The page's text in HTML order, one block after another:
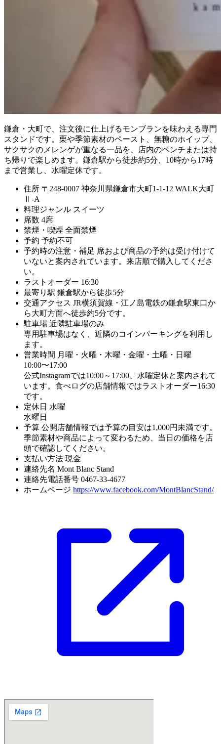
鎌倉・大町で、注文後に仕上げるモンブランを味わえる専門
スタンドです。栗や季節素材のペースト、無糖のホイップ、
サクサクのメレンゲが重なる一品を、店内のベンチまたは持
ち帰りで楽しめます。鎌倉駅から徒歩約5分、10時から17時
まで営業し、水曜定休です。
住所 〒248-0007 神奈川県鎌倉市大町1-1-12 WALK大町
Ⅱ-A
料理ジャンル スイーツ
席数 4席
禁煙・喫煙 全面禁煙
予約 予約不可
予約時の注意・補足 席および商品の予約は受け付けて
いないと案内されています。来店順で購入してくださ
い。
ラストオーダー 16:30
最寄り駅 鎌倉駅から徒歩5分
交通アクセス JR横須賀線・江ノ島電鉄の鎌倉駅東口か
ら大町方面へ徒歩約5分です。
駐車場 近隣駐車場のみ
専用駐車場はなく、近隣のコインパーキングを利用し
ます。
営業時間 月曜・火曜・木曜・金曜・土曜・日曜
10:00〜17:00
公式Instagramでは10:00～17:00、水曜定休と案内されて
います。食べログの店舗情報ではラストオーダー16:30
です。
定休日 水曜
水曜日
予算 公開店舗情報では予算の目安は1,000円未満です。
季節素材や商品によって変わるため、当日の価格を店
頭で確認してください。
支払い方法 現金
連絡先名 Mont Blanc Stand
連絡先電話番号 0467-33-4677
ホームページ https://www.facebook.com/MontBlancStand/